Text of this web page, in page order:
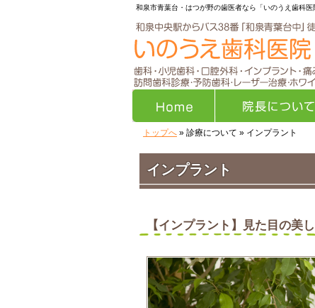
インプラント
和泉市青葉台・はつが野の歯医者なら「いのうえ歯科医
トップへ » 診療について » インプラント
【インプラント】見た目の美